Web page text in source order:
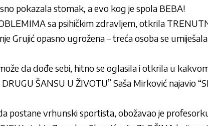
pokazala stomak, a evo kog je spola BEBA!
sa psihičkim zdravljem, otkrila
Grujić opasno ugrožena – treća osoba se
da dođe sebi, hitno se oglasila i otkrila u
ŠANSU U ŽIVOTU” Saša Mirković najavio
postane vrhunski sportista, obožavao je